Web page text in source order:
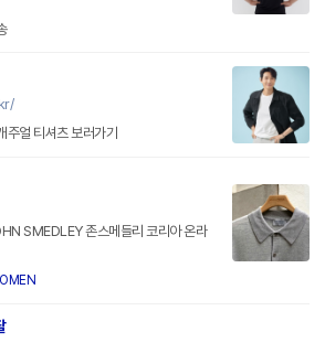
주얼 티셔츠 보러가기
SMEDLEY 존스메들리 코리아 온라